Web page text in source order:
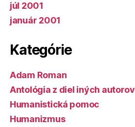
júl 2001
január 2001
Kategórie
Adam Roman
Antológia z diel iných autorov
Humanistická pomoc
Humanizmus